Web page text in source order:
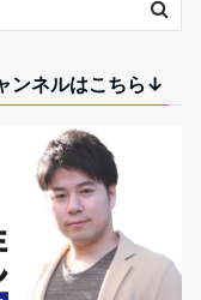
ンネルはこちら↓